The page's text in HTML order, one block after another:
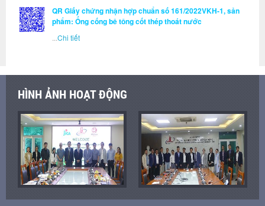
QR Giấy chứng nhận hợp chuẩn số 161/2022VKH-1, sản
phẩm: Ống cống bê tông cốt thép thoát nước
Chi tiết
HÌNH ẢNH HOẠT ĐỘNG